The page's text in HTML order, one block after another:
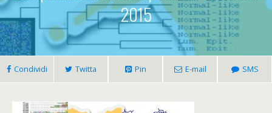
2015
Condividi Twitta Pin E-mail SMS